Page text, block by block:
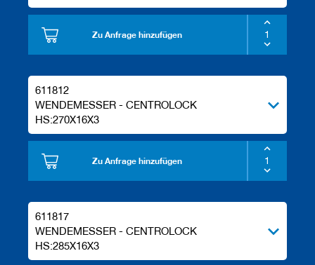
Zu Anfrage hinzufügen
611812
WENDEMESSER - CENTROLOCK
HS:270X16X3
Zu Anfrage hinzufügen
611817
WENDEMESSER - CENTROLOCK
HS:285X16X3